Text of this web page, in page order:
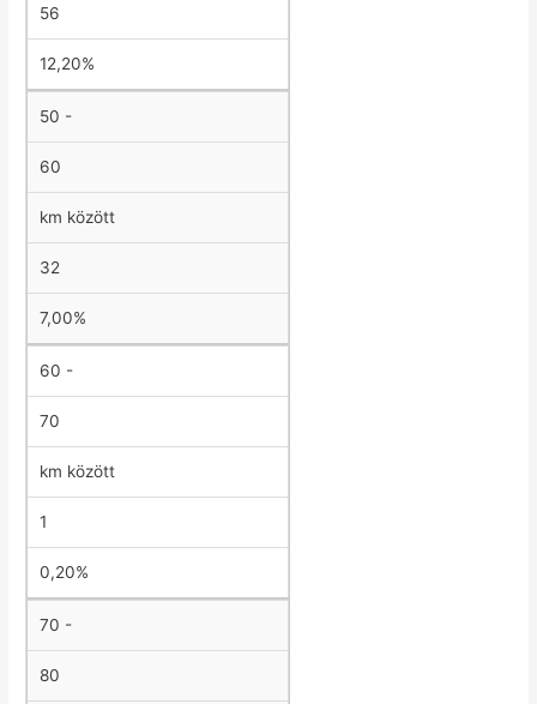
56
12,20%
50 -
60
km között
32
7,00%
60 -
70
km között
1
0,20%
70 -
80